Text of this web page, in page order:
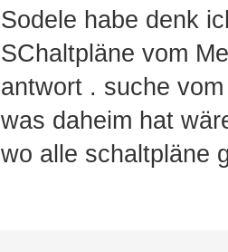
Sodele habe denk
SChaltpläne vom
antwort . suche
was daheim hat
wo alle schaltpläne